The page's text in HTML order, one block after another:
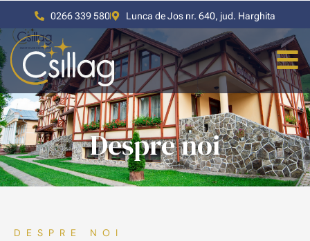
0266 339 580 Lunca de Jos nr. 640, jud. Harghita
Despre noi
DESPRE NOI